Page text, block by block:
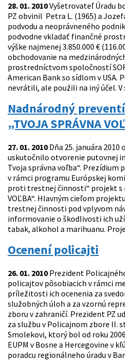
28. 01. 2010Vyšetrovateľ Úradu
PZ obvinil Petra L. (1965) a
podvodu a neoprávneného
podvodne vkladať finančné
výške najmenej 3.850.000 €
obchodovanie na
prostredníctvom spoločností
American Bank so sídlom v USA.
nevrátili, ale použili na iný účel. V
Nadnárodný
„TVOJA SPRÁVNA
27. 01. 2010Dňa 25. januára 2010
uskutočnilo otvorenie putovnej
Tvoja správna voľba“.
v rámci programu Európskej
proti trestnej činnosti“ projekt s
VOĽBA“. Hlavným cieľom
trestnej činnosti pod vplyvom
informovanie o škodlivosti ich
tabak, alkohol a marihuanu.
Ocenení policajti
26. 01. 2010Prezident
policajtov pôsobiacich v rámci
príležitosti ich ocenenia za
služobných úloh a za vzornú
zboru v zahraničí. Prezident PZ
za službu v Policajnom zbore II.
Smolekovi, ktorý bol od roku
EUPM v Bosne a Hercegovine v
poradcu regionálneho úradu v